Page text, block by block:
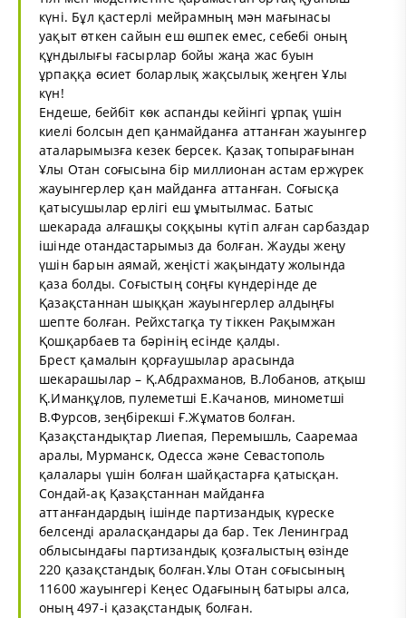
күні. Бұл қастерлі мейрамның мән мағынасы
уақыт өткен сайын еш өшпек емес, себебі оның
құндылығы ғасырлар бойы жаңа жас буын
ұрпаққа өсиет боларлық жақсылық жеңген Ұлы
күн!
Ендеше, бейбіт көк аспанды кейінгі ұрпақ үшін
киелі болсын деп қанмайданға аттанған жауынгер
аталарымызға кезек берсек. Қазақ топырағынан
Ұлы Отан соғысына бір миллионан астам ержүрек
жауынгерлер қан майданға аттанған. Соғысқа
қатысушылар ерлігі еш ұмытылмас. Батыс
шекарада алғашқы соққыны күтіп алған сарбаздар
ішінде отандастарымыз да болған. Жауды жеңу
үшін барын аямай, жеңісті жақындату жолында
қаза болды. Соғыстың соңғы күндерінде де
Қазақстаннан шыққан жауынгерлер алдыңғы
шепте болған. Рейхстагқа ту тіккен Рақымжан
Қошқарбаев та бәрінің есінде қалды.
Брест қамалын қорғаушылар арасында
шекарашылар – Қ.Абдрахманов, В.Лобанов, атқыш
Қ.Иманқұлов, пулеметші Е.Качанов, минометші
В.Фурсов, зеңбірекші Ғ.Жұматов болған.
Қазақстандықтар Лиепая, Перемышль, Сааремаа
аралы, Мурманск, Одесса және Севастополь
қалалары үшін болған шайқастарға қатысқан.
Сондай-ақ Қазақстаннан майданға
аттанғандардың ішінде партизандық күреске
белсенді араласқандары да бар. Тек Ленинград
облысындағы партизандық қозғалыстың өзінде
220 қазақстандық болған.Ұлы Отан соғысының
11600 жауынгері Кеңес Одағының батыры алса,
оның 497-і қазақстандық болған.